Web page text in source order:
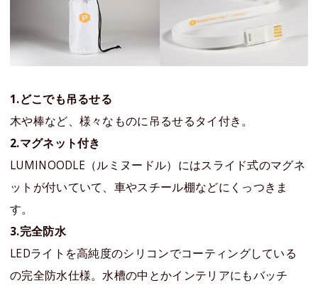
1.どこでも吊るせる
木や棒など、様々なものに吊るせるタイ付き。
2.マグネット付き
LUMINOODLE（ルミヌードル）にはスライド式のマグネ
ットが付いていて、車やスチール棚などにくっつきま
す。
3.完全防水
LEDライトを高純度のシリコンでコーティングしている
の完全防水仕様。水槽の中とかインテリアにもバッチ